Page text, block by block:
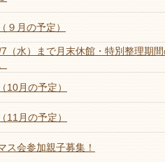
９月の予定）
（水）まで月末休館・特別整理期
10月の予定）
11月の予定）
ス会参加親子募集！